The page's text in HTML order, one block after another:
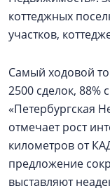
коттеджных
участков,
Самый ходовой
2500 сделок, 88%
«Петербургская
отмечает рост
километров от
предложение
выставляют